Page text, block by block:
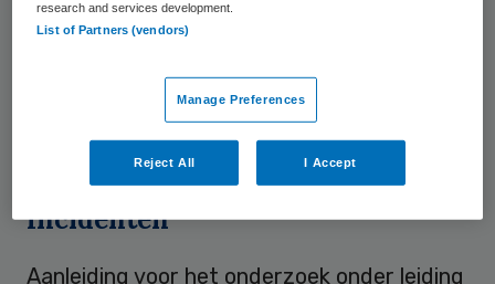
hebben voltooid. Bij hen nam de kans op
zij gemiddeld 130 dagen eerder met
proefverlof zonder begeleiding dan tbs’ers
die geen schematherapie volgden.
Incidenten
Aanleiding voor het onderzoek onder leiding
research and services development.
List of Partners (vendors)
Manage Preferences
Reject All I Accept